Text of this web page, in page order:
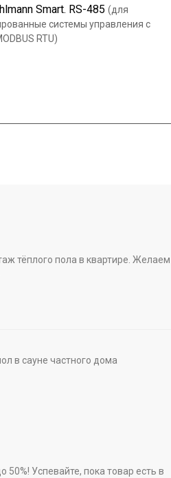
тёплого пола в квартире. Желаем
в сауне частного дома
50%! Успевайте, пока товар есть в
Smart. RS-485 (для
системы управления с
RTU)